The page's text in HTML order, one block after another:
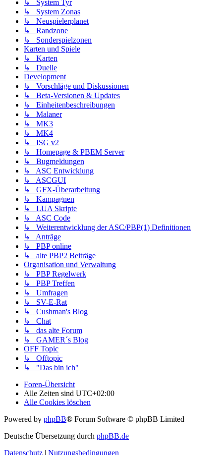
↳ System Tyr
↳ System Zonas
↳ Neuspielerplanet
↳ Randzone
↳ Sonderspielzonen
Karten und Spiele
↳ Karten
↳ Duelle
Development
↳ Vorschläge und Diskussionen
↳ Beta-Versionen & Updates
↳ Einheitenbeschreibungen
↳ Malaner
↳ MK3
↳ MK4
↳ ISG v2
↳ Homepage & PBEM Server
↳ Bugmeldungen
↳ ASC Entwicklung
↳ ASCGUI
↳ GFX-Überarbeitung
↳ Kampagnen
↳ LUA Skripte
↳ ASC Code
↳ Weiterentwicklung der ASC/PBP(1) Definitionen
↳ Anträge
↳ PBP online
↳ alte PBP2 Beiträge
Organisation und Verwaltung
↳ PBP Regelwerk
↳ PBP Treffen
↳ Umfragen
↳ SV-E-Rat
↳ Cushman's Blog
↳ Chat
↳ das alte Forum
↳ GAMER´s Blog
OFF Topic
↳ Offtopic
↳ "Das bin ich"
Foren-Übersicht
Alle Zeiten sind UTC+02:00
Alle Cookies löschen
Powered by phpBB® Forum Software © phpBB Limited
Deutsche Übersetzung durch phpBB.de
Datenschutz | Nutzungsbedingungen